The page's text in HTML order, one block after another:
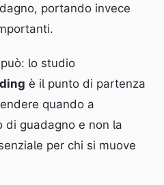
portando invece
lo studio
è il punto di partenza
quando a
di guadagno e non la
per chi si muove